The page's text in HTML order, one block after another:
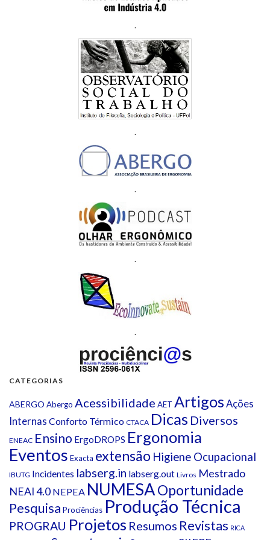
.
.
.
.
.
CATEGORIAS
ABERGO Abergo Acessibilidade AET ArtigosAções
Internas Conforto Térmico CTACA Dicas Diversos
ENEAC Ensino ErgoDROPS Ergonomia
Eventos Exacta extensão Higiene Ocupacional
IBUTG Incidentes labserg.in labserg.out Livros Mestrado
NEAI 4.0 NEPEA NUMESAOportunidade
Pesquisa Prociências Produção Técnica
PROGRAU Projetos Resumos Revistas RICA